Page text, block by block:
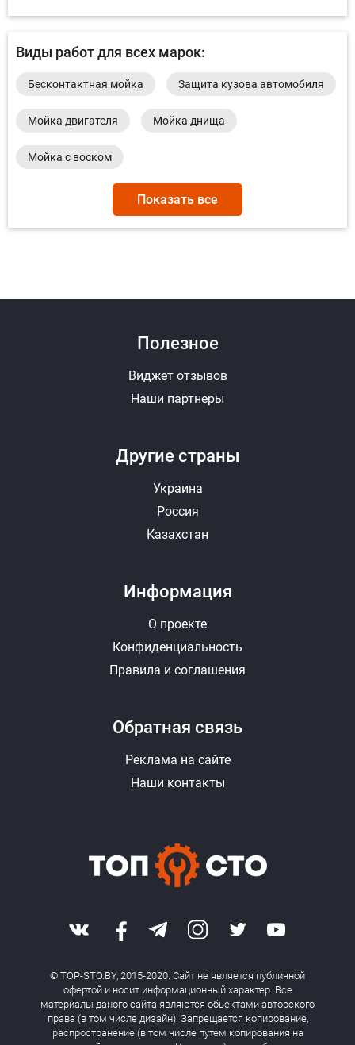
Виды работ для всех марок:
Бесконтактная мойка Защита кузова автомобиля
Мойка двигателя Мойка днища
Мойка с воском
Покрытие жидким воском автомобиля
Покрытие твердым воском автомобиля
Полировка салона автомобиля Ручная мойка
Химчистка автомобиля
Химчистка потолка автомобиля
Показать все
Отменить
Другие страны
Украина
Россия
Казахстан
Полезное
Виджет отзывов
Наши партнеры
Информация
О проекте
Конфиденциальность
Правила и соглашения
Обратная связь
Реклама на сайте
Наши контакты
© TOP-STO.BY, 2015-2020. Сайт не является публичной
офертой и носит информационный характер. Все
материалы даного сайта являются обьектами авторского
права (в том числе дизайн). Запрещается копирование,
распространение (в том числе путем копирования на